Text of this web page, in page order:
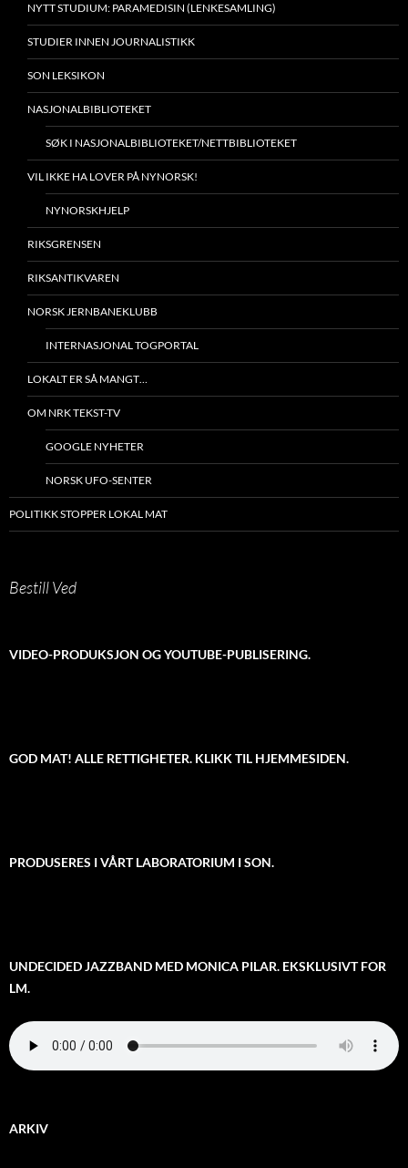
NYTT STUDIUM: PARAMEDISIN (LENKESAMLING)
STUDIER INNEN JOURNALISTIKK
SON LEKSIKON
NASJONALBIBLIOTEKET
SØK I NASJONALBIBLIOTEKET/NETTBIBLIOTEKET
VIL IKKE HA LOVER PÅ NYNORSK!
NYNORSKHJELP
RIKSGRENSEN
RIKSANTIKVAREN
NORSK JERNBANEKLUBB
INTERNASJONAL TOGPORTAL
LOKALT ER SÅ MANGT…
OM NRK TEKST-TV
GOOGLE NYHETER
NORSK UFO-SENTER
POLITIKK STOPPER LOKAL MAT
Bestill Ved
VIDEO-PRODUKSJON OG YOUTUBE-PUBLISERING.
GOD MAT! ALLE RETTIGHETER. KLIKK TIL HJEMMESIDEN.
PRODUSERES I VÅRT LABORATORIUM I SON.
UNDECIDED JAZZBAND MED MONICA PILAR. EKSKLUSIVT FOR
LM.
ARKIV